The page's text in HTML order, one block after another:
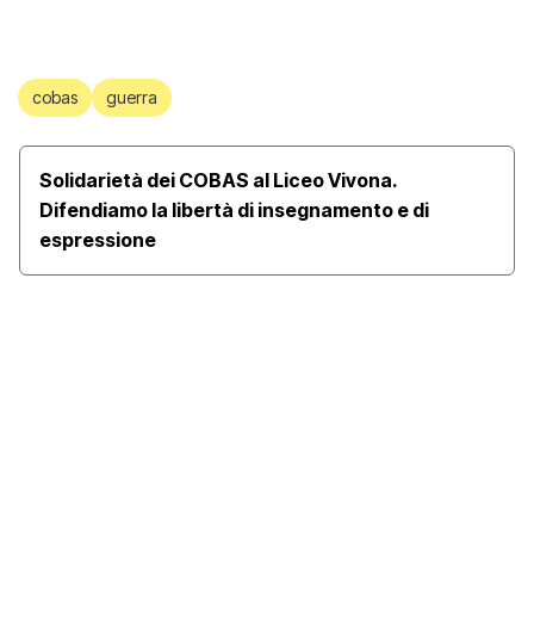
cobas guerra
Solidarietà dei COBAS al Liceo Vivona.
Difendiamo la libertà di insegnamento e di
espressione